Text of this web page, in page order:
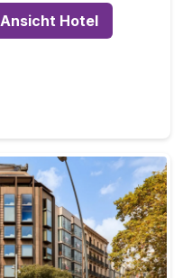
Ansicht Hotel